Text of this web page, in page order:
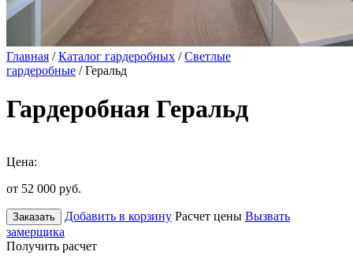
Главная /Каталог гардеробных /Светлые
гардеробные / Геральд
Гардеробная Геральд
Цена:
от 52 000 руб.
Заказать Добавить в корзину Расчет цены Вызвать
замерщика
Получить расчет